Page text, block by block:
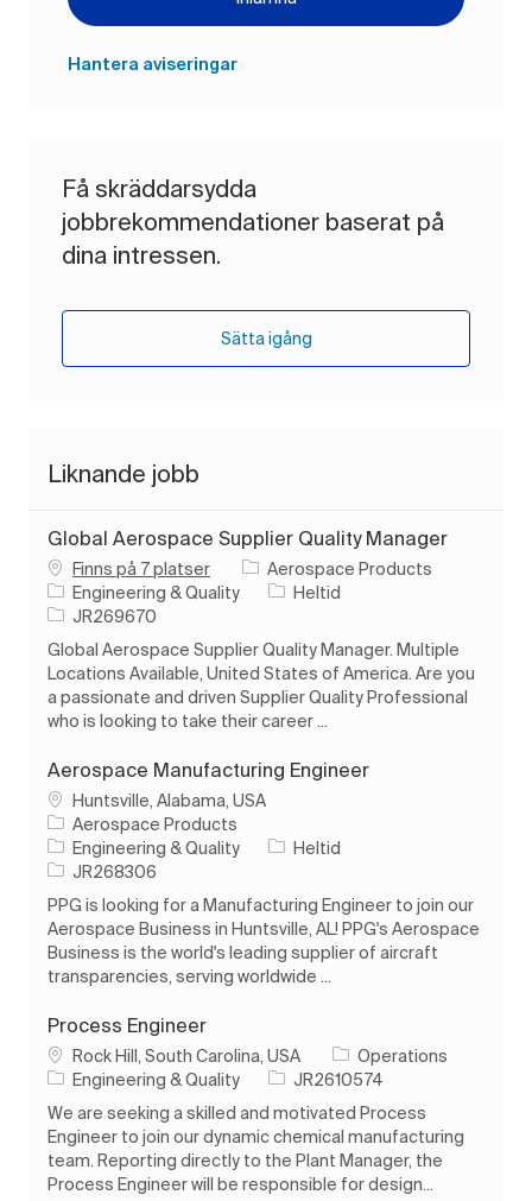
Hantera aviseringar
Få skräddarsydda
jobbrekommendationer baserat på
dina intressen.
Sätta igång
Liknande jobb
Global Aerospace Supplier Quality Manager
Finns på 7 platser
Aerospace Products
Kategori
Engineering & Quality Typ av jobb
Heltid
Jobb-ID
JR269670
Global Aerospace Supplier Quality Manager. Multiple
Locations Available, United States of America. Are you
a passionate and driven Supplier Quality Professional
who is looking to take their career ...
Aerospace Manufacturing Engineer
PlatsHuntsville, Alabama, USA
Aerospace Products
Kategori
Engineering & Quality Typ av jobb
Heltid
Jobb-ID
JR268306
PPG is looking for a Manufacturing Engineer to join our
Aerospace Business in Huntsville, AL! PPG's Aerospace
Business is the world's leading supplier of aircraft
transparencies, serving worldwide ...
Process Engineer
PlatsRock Hill, South Carolina, USA
Operations
Kategori
Engineering & Quality Jobb-ID
JR2610574
We are seeking a skilled and motivated Process
Engineer to join our dynamic chemical manufacturing
team. Reporting directly to the Plant Manager, the
Process Engineer will be responsible for design...